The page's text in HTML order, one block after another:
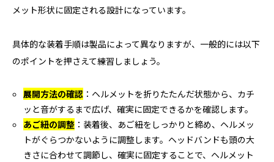
メット形状に固定される設計になっています。
具体的な装着手順は製品によって異なりますが、一般的には以下
のポイントを押さえて練習しましょう。
展開方法の確認 ：ヘルメットを折りたたんだ状態から、カチ
ッと音がするまで広げ、確実に固定できるかを確認します。
あご紐の調整 ：装着後、あご紐をしっかりと締め、ヘルメッ
トがぐらつかないように調整します。ヘッドバンドも頭の大
きさに合わせて調節し、確実に固定することで、ヘルメット